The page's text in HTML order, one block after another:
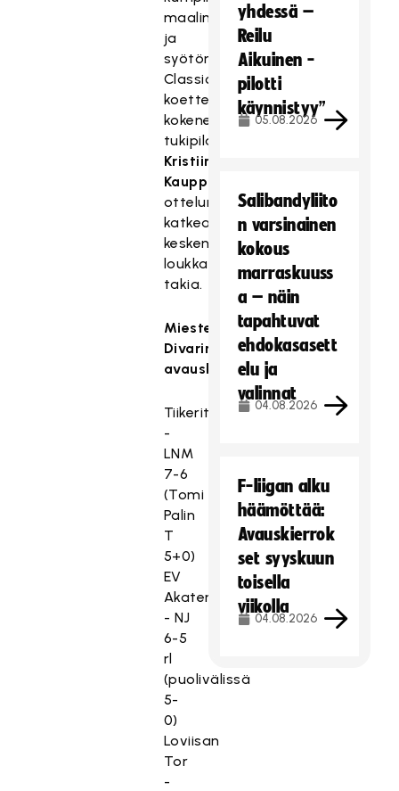
maalin
ja
syötön.
Classicia
koetteli
kokeneen
tukipilarin
Kristiina
Kauppilan
ottelun
katkeaminen
kesken
loukkaantumisen
takia.
Miesten
Divarin
avauskierros:
Tiikerit
-
LNM
7-6
(Tomi
Palin
T
5+0)
EV
Akatemia
- NJ
6-5
rl
(puolivälissä
5-
0)
Loviisan
Tor
-
T
m
ä
s
i
s
yhdessä –
Reilu
Aikuinen -
pilotti
käynnistyy”
05.08.2026
Salibandyliito
n varsinainen
kokous
marraskuuss
a – näin
tapahtuvat
ehdokasasett
elu ja
valinnat
04.08.2026
F-liigan alku
häämöttää:
Avauskierrok
set syyskuun
toisella
viikolla
04.08.2026